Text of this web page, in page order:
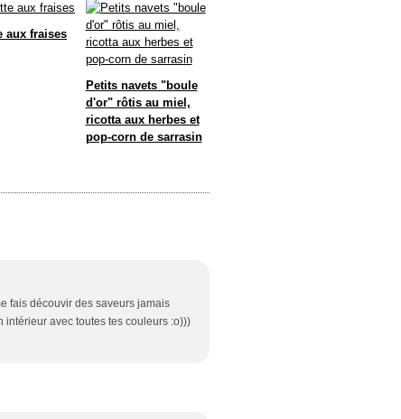
aux fraises
Petits navets "boule
d'or" rôtis au miel,
ricotta aux herbes et
pop-corn de sarrasin
fais découvir des saveurs jamais
intérieur avec toutes tes couleurs :o)))